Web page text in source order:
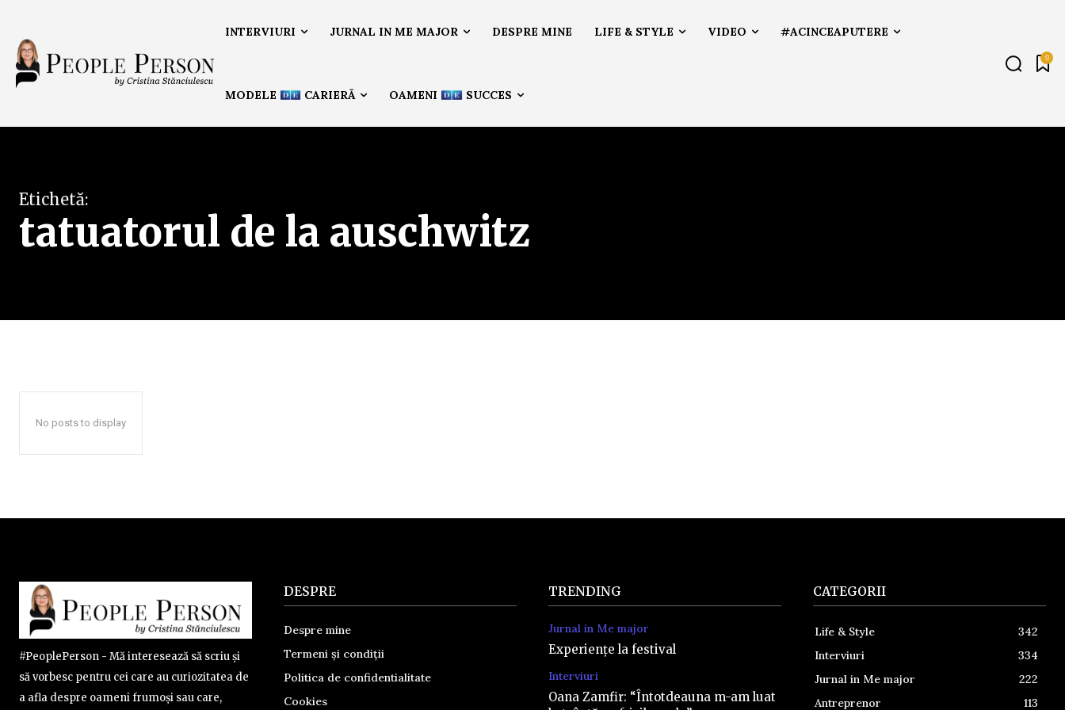
INTERVIURI JURNAL IN ME MAJOR DESPRE MINE LIFE & STYLE VIDEO #ACINCEAPUTERE
MODELE CARIERĂ OAMENI SUCCES
0
Etichetă:
tatuatorul de la auschwitz
No posts to display
#PeoplePerson - Mă interesează să scriu și
să vorbesc pentru cei care au curiozitatea de
a afla despre oameni frumoși sau care,
DESPRE
Despre mine
Termeni și condiții
Politica de confidentialitate
Cookies
TRENDING
Jurnal in Me major
Experiențe la festival
Interviuri
Oana Zamfir: “Întotdeauna m-am luat
CATEGORII
Life & Style
342
Interviuri
334
Jurnal in Me major
222
Antreprenor
113